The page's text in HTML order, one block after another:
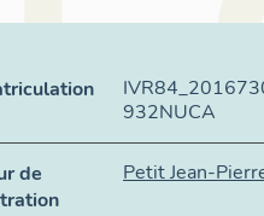
932NUCA
de
Petit Jean-